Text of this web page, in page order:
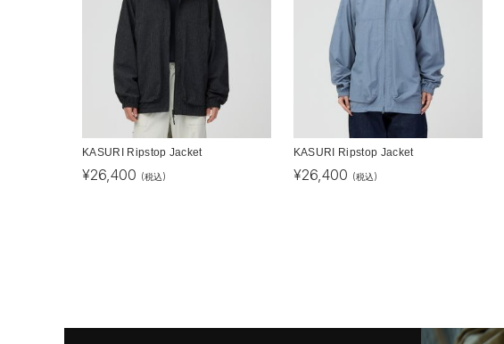
KASURI Ripstop Jacket
¥26,400 (税込)
KASURI Ripstop Jacket
¥26,400 (税込)